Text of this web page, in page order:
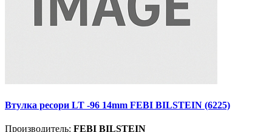
Втулка ресори LT -96 14mm FEBI BILSTEIN (6225)
Производитель: FEBI BILSTEIN